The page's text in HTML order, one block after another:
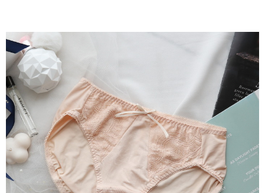
付款後全家取貨
每筆NT$70，滿NT$799(含以上)免運費
萊爾富取貨付款
每筆NT$70，滿NT$799(含以上)免運費
付款後萊爾富取貨
每筆NT$70，滿NT$799(含以上)免運費
7-11取貨付款
每筆NT$70，滿NT$798(含以上)免運費